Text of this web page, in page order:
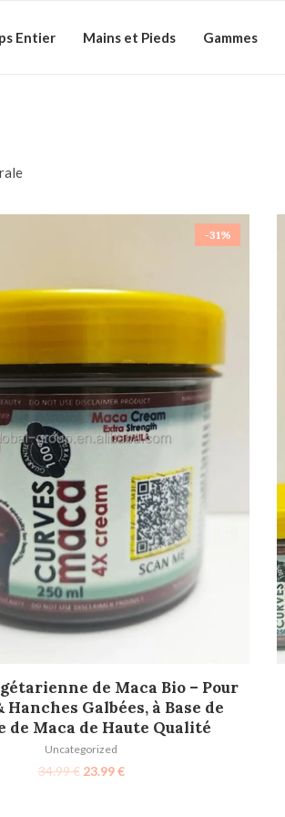
Entier Mains et Pieds Gammes
-31%
AJOUTER AU PANIERde Maca Bio – Pour
Hanches Galbées, à Base de
de Maca de Haute Qualité
Uncategorized
34.99€ 23.99€